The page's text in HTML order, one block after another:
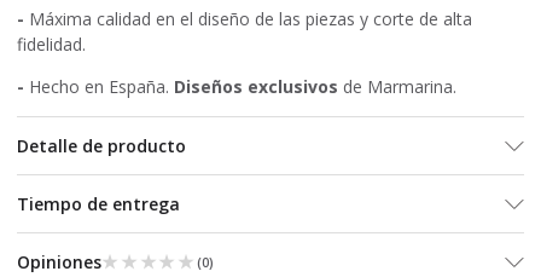
- Máxima calidad en el diseño de las piezas y corte de alta
fidelidad.
- Hecho en España. Diseños exclusivos de Marmarina.
Detalle de producto
Tiempo de entrega
Opiniones★★★★★
★★★★★ (0)